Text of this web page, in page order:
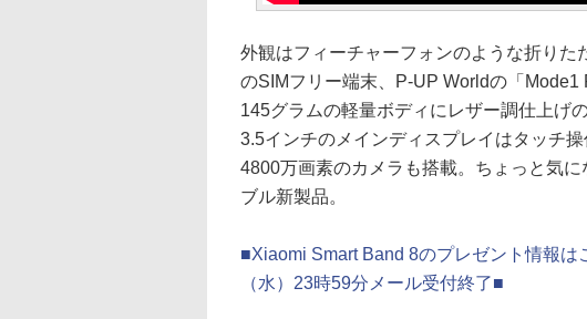
外観はフィーチャーフォンのような折り
のSIMフリー端末、P-UP Worldの「
145グラムの軽量ボディにレザー調仕上げ
3.5インチのメインディスプレイはタッチ
4800万画素のカメラも搭載。ちょっと気
ブル新製品。
■Xiaomi Smart Band 8のプレゼント情報は
（水）23時59分メール受付終了■